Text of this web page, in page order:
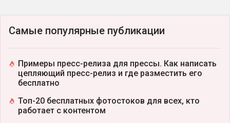
Самые популярные публикации
Примеры пресс-релиза для прессы. Как написать
цепляющий пресс-релиз и где разместить его
бесплатно
Топ-20 бесплатных фотостоков для всех, кто
работает с контентом